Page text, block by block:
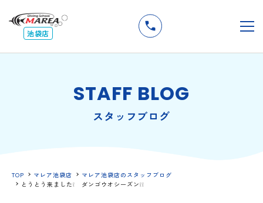
池袋店
STAFF BLOG
スタッフブログ
TOP マレア池袋店
マレア池袋店のスタッフブログ
とうとう来ました❕ ダンゴウオシーズン❕❕